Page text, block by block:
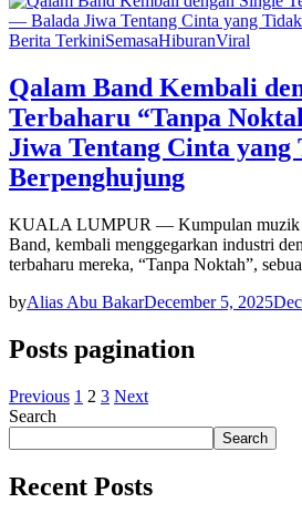
Berita TerkiniSemasaHiburanViral
Qalam Band Kembali
Terbaharu “Tanpa
Jiwa Tentang Cinta yang
Berpenghujung
KUALA LUMPUR — Kumpulan muzik
Band, kembali menggegarkan industri
terbaharu mereka, “Tanpa Noktah”,
byAlias Abu BakarDecember 5, 2025
Posts pagination
Previous 1 2 3 Next
Search
Search
Recent Posts